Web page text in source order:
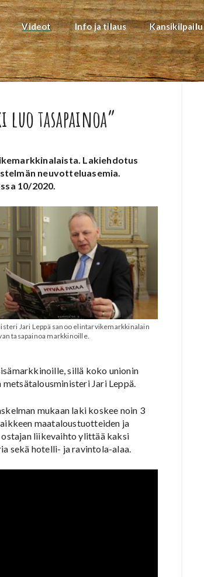
Videot Info ja tilaus Kansikilpailu
tasapainoa”
Lakiehdotus
neuvotteluasemia.
10/2020.
Jari Leppä sanoo elintarvikemarkkinalain
tasapainoa markkinoille.
sillä koko unionin
Jari Leppä.
mukaan laki koskee noin 3
maataloustuotteiden ja
liikevaihto ylittää kaksi
sekä hotelli- ja ravintola-alaa.